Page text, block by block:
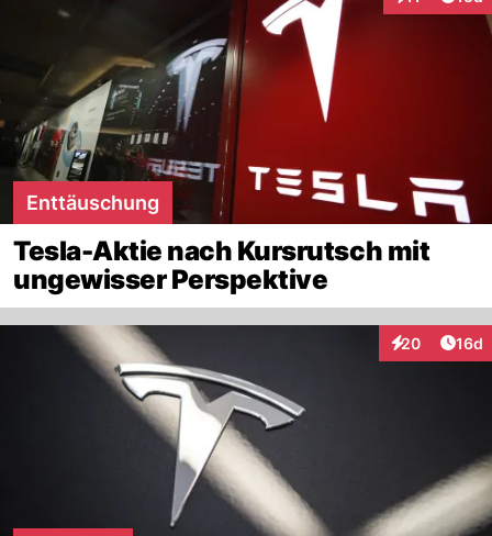
Enttäuschung
Tesla-Aktie nach Kursrutsch mit
ungewisser Perspektive
20
Interaktionen
16d